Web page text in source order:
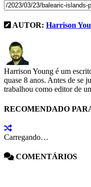
AUTOR: Harrison
Harrison Young é um
quase 8 anos. Antes de se
trabalhou como editor de
RECOMENDADO
Carregando…
COMENTÁRIOS